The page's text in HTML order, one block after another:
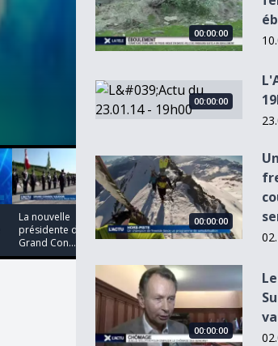
La nouvelle
présidente du
Grand Con...
La Croix-Rouge
veut (re)connecter
l...
Le
la Nuit des
Musées...
00:00:00
L&#039;Actu du 23.01.14 -
00:00:00
Un champion de freeride
00:00:00
Le président du PLR Suisse
00:00:00